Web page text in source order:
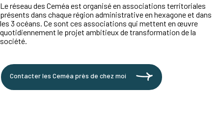
Le réseau des Ceméa est organisé en associations territoriales
présents dans chaque région administrative en hexagone et dans
les 3 océans. Ce sont ces associations qui mettent en œuvre
quotidiennement le projet ambitieux de transformation de la
société.
Contacter les Ceméa près de chez moi